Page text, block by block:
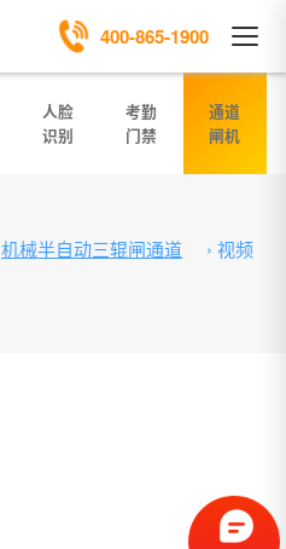
400-865-1900
人脸
识别
考勤
门禁
通道
闸机
机械半自动三辊闸通道 › 视频